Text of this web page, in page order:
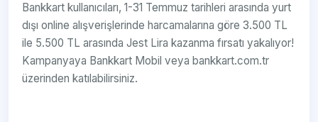
Bankkart kullanıcıları, 1-31 Temmuz tarihleri arasında yurt
dışı online alışverişlerinde harcamalarına göre 3.500 TL
ile 5.500 TL arasında Jest Lira kazanma fırsatı yakalıyor!
Kampanyaya Bankkart Mobil veya bankkart.com.tr
üzerinden katılabilirsiniz.